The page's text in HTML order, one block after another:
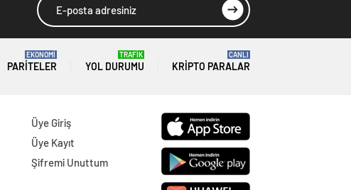
PARITELER
EKONOMİ
YOL DURUMU
TRAFİK
KRIPTO PARALAR
CANLI
Üye Giriş
Üye Kayıt
Şifremi Unuttum